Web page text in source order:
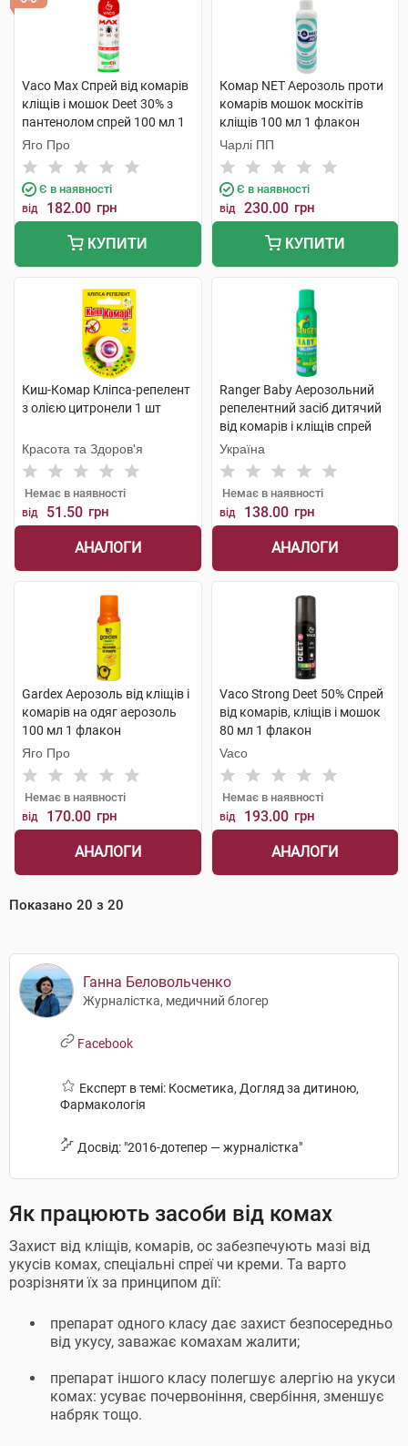
Vaco Max Спрей від комарів
кліщів і мошок Deet 30% з
пантенолом спрей 100 мл 1
флакон
Яго Про
Є в наявності
від 182.00 грн
КУПИТИ
Комар NET Аерозоль проти
комарів мошок москітів
кліщів 100 мл 1 флакон
Чарлі ПП
Є в наявності
від 230.00 грн
КУПИТИ
Киш-Комар Кліпса-репелент
з олією цитронели 1 шт
Красота та Здоров'я
Немає в наявності
від 51.50 грн
АНАЛОГИ
Ranger Baby Аерозольний
репелентний засіб дитячий
від комарів і кліщів спрей
150 мл 1 флакон
Україна
Немає в наявності
від 138.00 грн
АНАЛОГИ
Gardex Аерозоль від кліщів і
комарів на одяг аерозоль
100 мл 1 флакон
Яго Про
Немає в наявності
від 170.00 грн
АНАЛОГИ
Vaco Strong Deet 50% Спрей
від комарів, кліщів і мошок
80 мл 1 флакон
Vaco
Немає в наявності
від 193.00 грн
АНАЛОГИ
Показано 20 з 20
Ганна Беловольченко
Журналістка, медичний блогер
Facebook
Експерт в темі: Косметика, Догляд за дитиною,
Фармакологія
Досвід: "2016-дотепер — журналістка"
Як працюють засоби від комах
Захист від кліщів, комарів, ос забезпечують мазі від
укусів комах, спеціальні спреї чи креми. Та варто
розрізняти їх за принципом дії:
препарат одного класу дає захист безпосередньо
від укусу, заважає комахам жалити;
препарат іншого класу полегшує алергію на укуси
комах: усуває почервоніння, свербіння, зменшує
набряк тощо.